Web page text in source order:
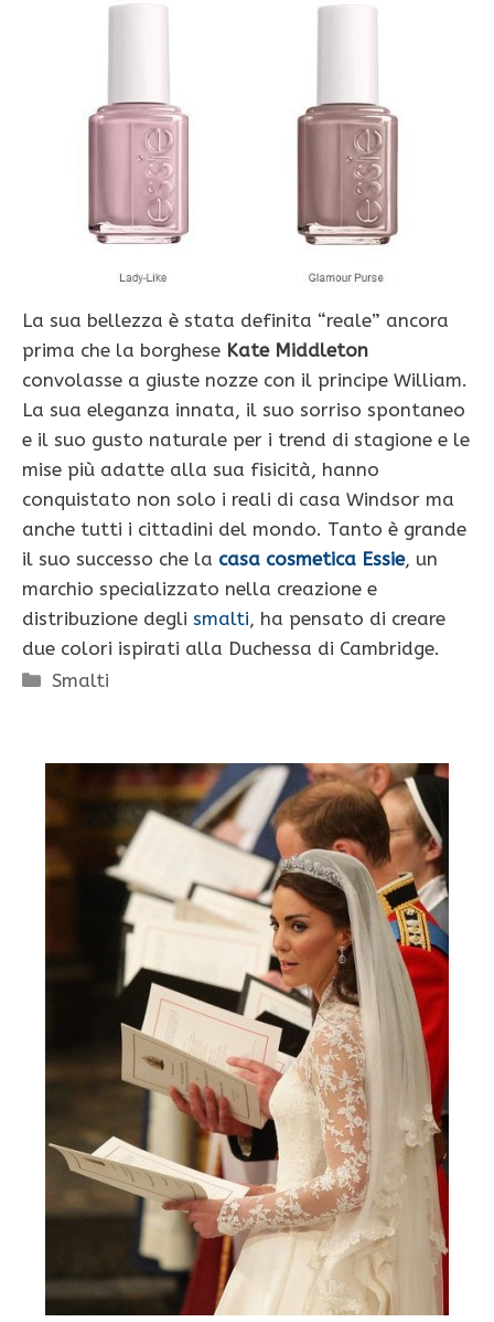
La sua bellezza è stata definita “reale” ancora
prima che la borghese Kate Middleton
convolasse a giuste nozze con il principe William.
La sua eleganza innata, il suo sorriso spontaneo
e il suo gusto naturale per i trend di stagione e le
mise più adatte alla sua fisicità, hanno
conquistato non solo i reali di casa Windsor ma
anche tutti i cittadini del mondo. Tanto è grande
il suo successo che la casa cosmetica Essie, un
marchio specializzato nella creazione e
distribuzione degli smalti, ha pensato di creare
due colori ispirati alla Duchessa di Cambridge.
Categorie
Smalti